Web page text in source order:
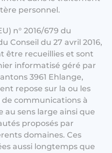
personnel.
n° 2016/679 du
Conseil du 27 avril 2016,
être recueillies et sont
informatisé géré par
3961 Ehlange,
repose sur la ou les
communications à
sens large ainsi que
proposés par
domaines. Ces
aussi longtemps que